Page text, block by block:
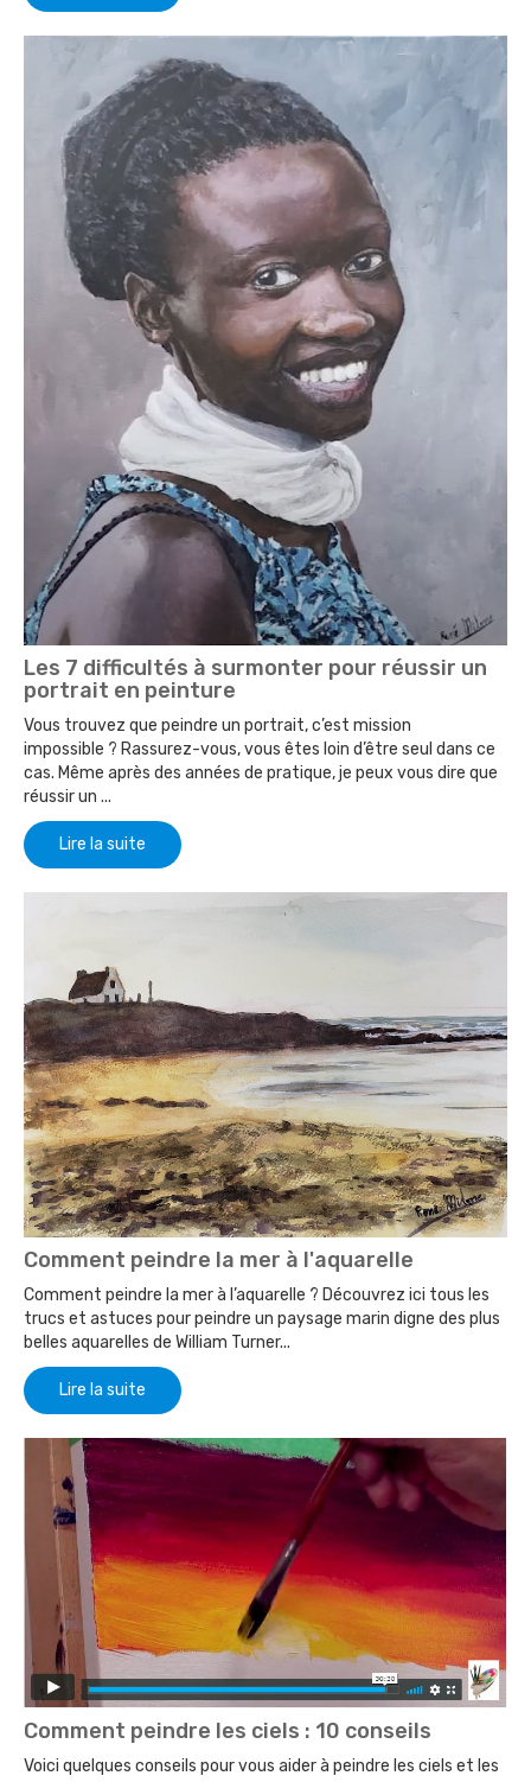
Les 7 difficultés à surmonter pour réussir un
portrait en peinture
Vous trouvez que peindre un portrait, c’est mission
impossible ? Rassurez-vous, vous êtes loin d’être seul dans ce
cas. Même après des années de pratique, je peux vous dire que
réussir un ...
Lire la suite
Comment peindre la mer à l'aquarelle
Comment peindre la mer à l’aquarelle ? Découvrez ici tous les
trucs et astuces pour peindre un paysage marin digne des plus
belles aquarelles de William Turner...
Lire la suite
Comment peindre les ciels : 10 conseils
Voici quelques conseils pour vous aider à peindre les ciels et les